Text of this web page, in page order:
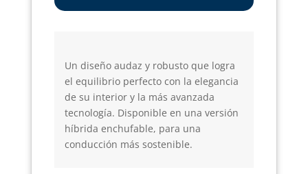
Un diseño audaz y robusto que logra
el equilibrio perfecto con la elegancia
de su interior y la más avanzada
tecnología. Disponible en una versión
híbrida enchufable, para una
conducción más sostenible.